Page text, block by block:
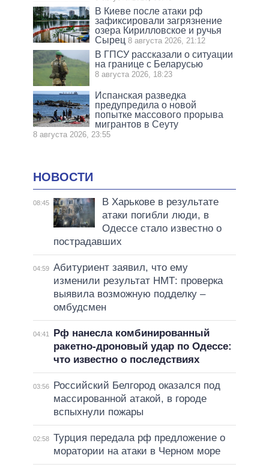
В Киеве после атаки рф
зафиксировали загрязнение
озера Кирилловское и ручья
Сырец 8 августа 2026, 21:12
В ГПСУ рассказали о ситуации
на границе с Беларусью
8 августа 2026, 18:23
Испанская разведка
предупредила о новой
попытке массового прорыва
мигрантов в Сеуту
8 августа 2026, 23:55
НОВОСТИ
08:45
В Харькове в результате
атаки погибли люди, в
Одессе стало известно о
пострадавших
04:59 Абитуриент заявил, что ему
изменили результат НМТ: проверка
выявила возможную подделку –
омбудсмен
04:41
Рф нанесла комбинированный
ракетно-дроновый удар по Одессе:
что известно о последствиях
03:56
Российский Белгород оказался под
массированной атакой, в городе
вспыхнули пожары
02:58 Турция передала рф предложение о
моратории на атаки в Черном море